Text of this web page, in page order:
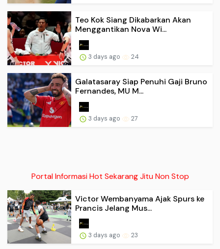
Teo Kok Siang Dikabarkan Akan
Menggantikan Nova Wi...
3 days ago 24
Galatasaray Siap Penuhi Gaji Bruno
Fernandes, MU M...
3 days ago 27
Portal Informasi Hot Sekarang Jitu Non Stop
Victor Wembanyama Ajak Spurs ke
Prancis Jelang Mus...
3 days ago 23